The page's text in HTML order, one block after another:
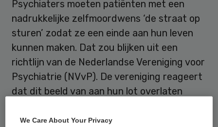
Psychiaters moeten patiënten met een
nadrukkelijke zelfmoordwens ‘de straat op
sturen’ zodat ze een einde aan hun leven
kunnen maken. Dat zou blijken uit een
richtlijn van de Nederlandse Vereniging voor
Psychiatrie (NVvP). De vereniging reageert
dat dit beeld van aan hun lot overlaten
We Care About Your Privacy